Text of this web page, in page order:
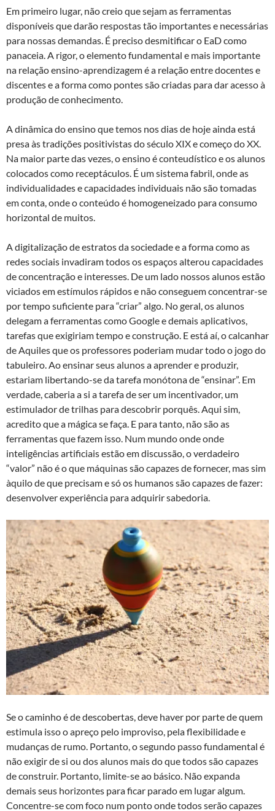
Em primeiro lugar, não creio que sejam as ferramentas
disponíveis que darão respostas tão importantes e necessárias
para nossas demandas. É preciso desmitificar o EaD como
panaceia. A rigor, o elemento fundamental e mais importante
na relação ensino-aprendizagem é a relação entre docentes e
discentes e a forma como pontes são criadas para dar acesso à
produção de conhecimento.
A dinâmica do ensino que temos nos dias de hoje ainda está
presa às tradições positivistas do século XIX e começo do XX.
Na maior parte das vezes, o ensino é conteudístico e os alunos
colocados como receptáculos. É um sistema fabril, onde as
individualidades e capacidades individuais não são tomadas
em conta, onde o conteúdo é homogeneizado para consumo
horizontal de muitos.
A digitalização de estratos da sociedade e a forma como as
redes sociais invadiram todos os espaços alterou capacidades
de concentração e interesses. De um lado nossos alunos estão
viciados em estímulos rápidos e não conseguem concentrar-se
por tempo suficiente para “criar” algo. No geral, os alunos
delegam a ferramentas como Google e demais aplicativos,
tarefas que exigiriam tempo e construção. E está aí, o calcanhar
de Aquiles que os professores poderiam mudar todo o jogo do
tabuleiro. Ao ensinar seus alunos a aprender e produzir,
estariam libertando-se da tarefa monótona de “ensinar”. Em
verdade, caberia a si a tarefa de ser um incentivador, um
estimulador de trilhas para descobrir porquês. Aqui sim,
acredito que a mágica se faça. E para tanto, não são as
ferramentas que fazem isso. Num mundo onde onde
inteligências artificiais estão em discussão, o verdadeiro
“valor” não é o que máquinas são capazes de fornecer, mas sim
àquilo de que precisam e só os humanos são capazes de fazer:
desenvolver experiência para adquirir sabedoria.
Se o caminho é de descobertas, deve haver por parte de quem
estimula isso o apreço pelo improviso, pela flexibilidade e
mudanças de rumo. Portanto, o segundo passo fundamental é
não exigir de si ou dos alunos mais do que todos são capazes
de construir. Portanto, limite-se ao básico. Não expanda
demais seus horizontes para ficar parado em lugar algum.
Concentre-se com foco num ponto onde todos serão capazes